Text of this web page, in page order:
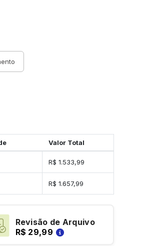
Valor Total
R$ 1.533,99
R$ 1.657,99
Revisão de Arquivo
R$ 29,99